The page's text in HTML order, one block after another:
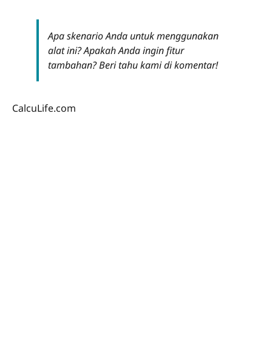
Apa skenario Anda untuk menggunakan
alat ini? Apakah Anda ingin fitur
tambahan? Beri tahu kami di komentar!
CalcuLife.com